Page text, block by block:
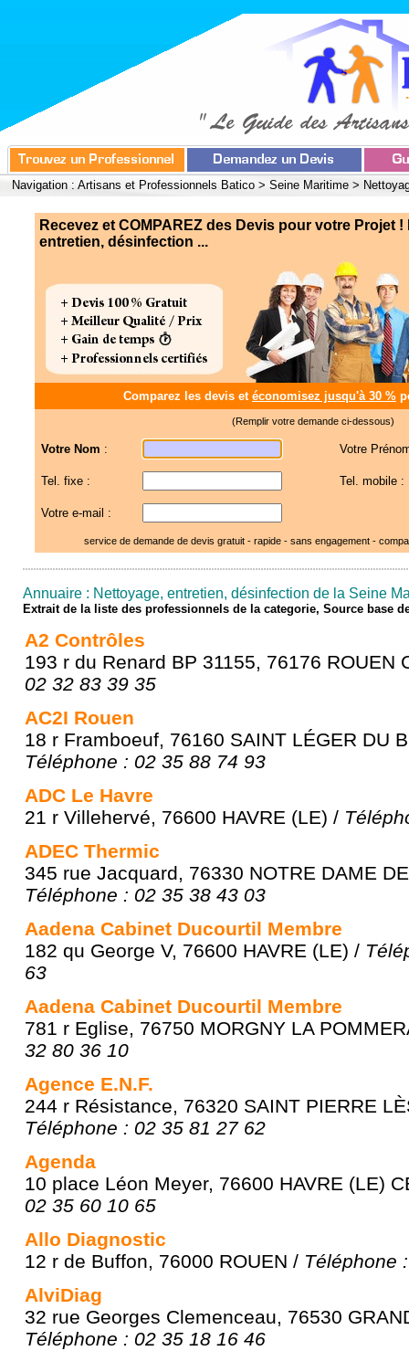
Navigation : Artisans et Professionnels Batico > Seine Maritime >
Recevez et COMPAREZ des Devis pour votre Projet !
entretien, désinfection ...
Comparez les devis et économisez jusqu'à 30 %
(Remplir votre demande ci-dessous)
Votre Nom : Votre
Tel. fixe : Tel. mobile :
Votre e-mail :
service de demande de devis gratuit - rapide - sans engagement -
Annuaire : Nettoyage, entretien, désinfection de la Seine
Extrait de la liste des professionnels de la categorie, Source base
A2 Contrôles
193 r du Renard BP 31155, 76176 ROUEN
02 32 83 39 35
AC2I Rouen
18 r Framboeuf, 76160 SAINT LÉGER DU
Téléphone : 02 35 88 74 93
ADC Le Havre
21 r Villehervé, 76600 HAVRE (LE) /
ADEC Thermic
345 rue Jacquard, 76330 NOTRE DAME
Téléphone : 02 35 38 43 03
Aadena Cabinet Ducourtil Membre
182 qu George V, 76600 HAVRE (LE) /
63
Aadena Cabinet Ducourtil Membre
781 r Eglise, 76750 MORGNY LA
32 80 36 10
Agence E.N.F.
244 r Résistance, 76320 SAINT PIERRE
Téléphone : 02 35 81 27 62
Agenda
10 place Léon Meyer, 76600 HAVRE (LE)
02 35 60 10 65
Allo Diagnostic
12 r de Buffon, 76000 ROUEN / Téléphone
AlviDiag
32 rue Georges Clemenceau, 76530
Téléphone : 02 35 18 16 46